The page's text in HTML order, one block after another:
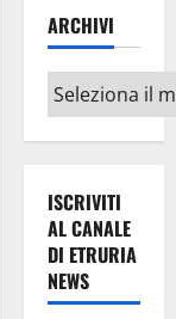
ARCHIVI
Archivi
ISCRIVITI
AL CANALE
DI ETRURIA
NEWS